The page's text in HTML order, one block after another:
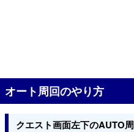
オート周回のやり方
クエスト画面左下のAUTO